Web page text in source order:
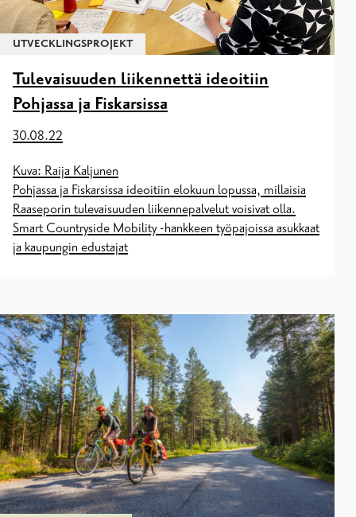
UTVECKLINGSPROJEKT
Tulevaisuuden liikennettä ideoitiin
Pohjassa ja Fiskarsissa
30.08.22
Kuva: Raija Kaljunen
Pohjassa ja Fiskarsissa ideoitiin elokuun lopussa, millaisia
Raaseporin tulevaisuuden liikennepalvelut voisivat olla.
Smart Countryside Mobility -hankkeen työpajoissa asukkaat
ja kaupungin edustajat